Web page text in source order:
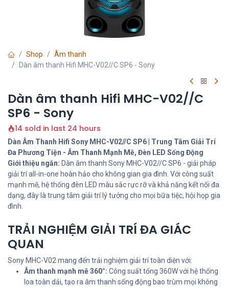
Shop
Âm thanh
Dàn âm thanh Hifi MHC-V02//C SP6 - Sony
Dàn âm thanh Hifi MHC-V02//C
SP6 - Sony
14 sold in last 24 hours
Dàn Âm Thanh Hifi Sony MHC-V02//C SP6 | Trung Tâm Giải Trí
Đa Phương Tiện - Âm Thanh Mạnh Mẽ, Đèn LED Sống Động
Giới thiệu ngắn: Dàn âm thanh Sony MHC-V02//C SP6 - giải pháp
giải trí all-in-one hoàn hảo cho không gian gia đình. Với công suất
mạnh mẽ, hệ thống đèn LED màu sắc rực rỡ và khả năng kết nối đa
dạng, đây là trung tâm giải trí lý tưởng cho mọi bữa tiệc, hội họp gia
đình.
TRẢI NGHIỆM GIẢI TRÍ ĐA GIÁC
QUAN
Sony MHC-V02 mang đến trải nghiệm giải trí toàn diện với:
Âm thanh mạnh mẽ 360°: Công suất tổng 360W với hệ thống
loa toàn dải, tạo ra âm thanh sống động bao trùm mọi không